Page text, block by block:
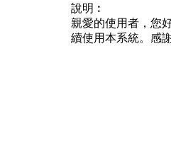
說明︰
親愛的使用者，您
續使用本系統。感